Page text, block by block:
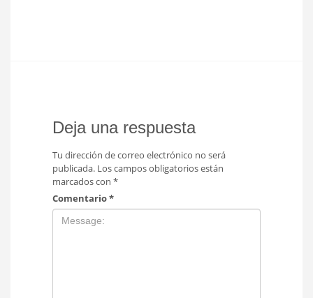
Deja una respuesta
Tu dirección de correo electrónico no será
publicada. Los campos obligatorios están
marcados con *
Comentario*